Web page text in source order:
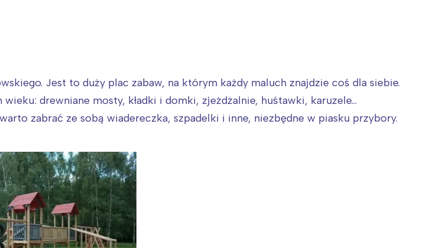
Jest to duży plac zabaw, na którym każdy maluch znajdzie coś dla siebie.
drewniane mosty, kładki i domki, zjeżdżalnie, huśtawki, karuzele...
zabrać ze sobą wiadereczka, szpadelki i inne, niezbędne w piasku przybory.